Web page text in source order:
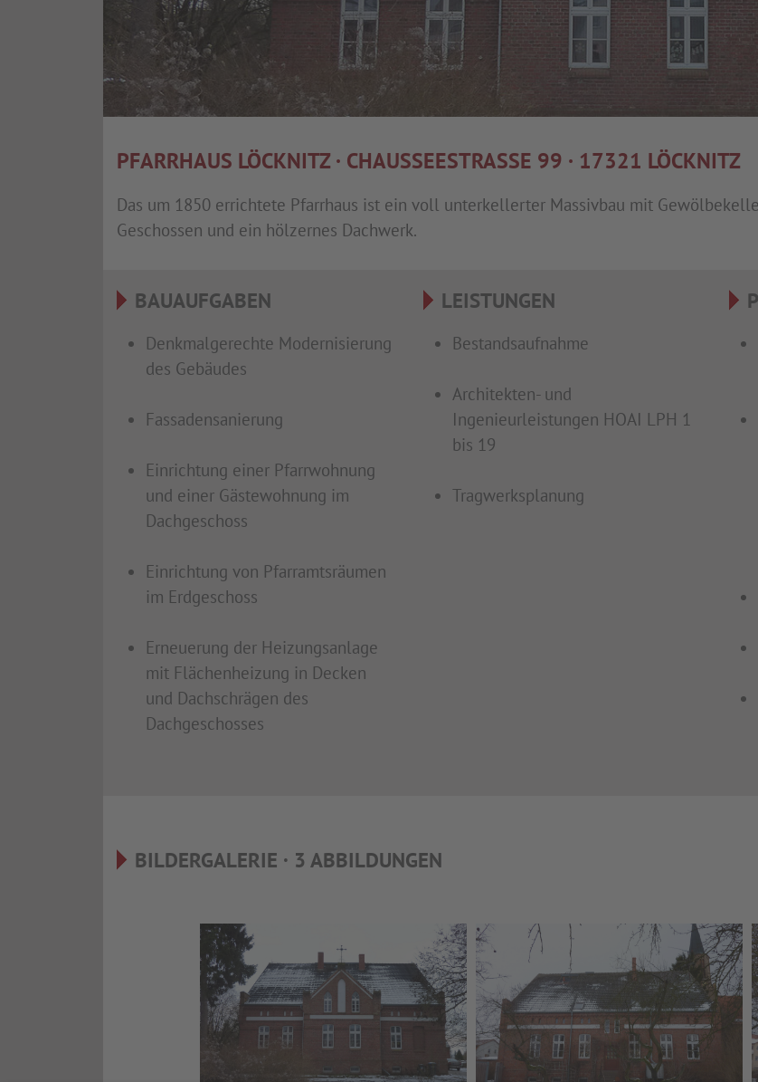
PFARRHAUS LÖCKNITZ · CHAUSSEESTRASSE 99 · 17321 LÖCKNITZ
Das um 1850 errichtete Pfarrhaus ist ein voll unterkellerter Massivbau mit
Geschossen und ein hölzernes Dachwerk.
BAUAUFGABEN
Denkmalgerechte Modernisierung
des Gebäudes
Fassadensanierung
Einrichtung einer Pfarrwohnung
und einer Gästewohnung im
Dachgeschoss
Einrichtung von Pfarramtsräumen
im Erdgeschoss
Erneuerung der Heizungsanlage
mit Flächenheizung in Decken
und Dachschrägen des
Dachgeschosses
LEISTUNGEN
Bestandsaufnahme
Architekten- und
Ingenieurleistungen HOAI LPH 1
bis 19
Tragwerksplanung
BILDERGALERIE · 3 ABBILDUNGEN